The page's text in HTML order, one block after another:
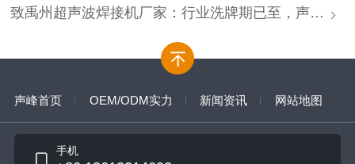
致禹州超声波焊接机厂家：行业洗牌期已至，声峰源头工厂邀您抱团取暖
声峰首页 OEM/ODM实力 新闻资讯 网站地图
手机